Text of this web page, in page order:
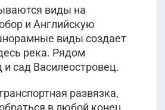
виды на
и Английскую
виды создает
река. Рядом
сад Василеостровец.
развязка,
в любой конец